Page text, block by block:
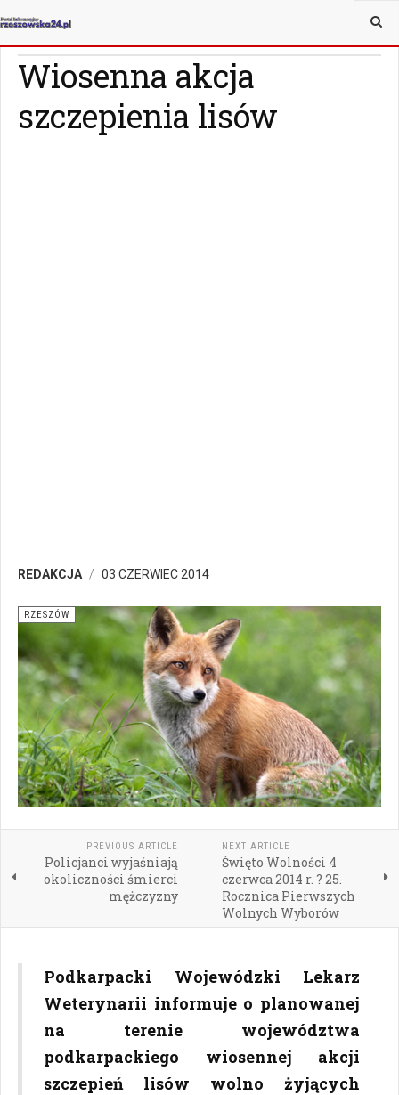
JESTEŚ TUTAJ:
Wiosenna akcja
szczepienia lisów
REDAKCJA 03 CZERWIEC 2014
RZESZÓW
PREVIOUS ARTICLE
Policjanci wyjaśniają
okoliczności śmierci
mężczyzny
NEXT ARTICLE
Święto Wolności 4
czerwca 2014 r. ? 25.
Rocznica Pierwszych
Wolnych Wyborów
Podkarpacki Wojewódzki Lekarz
Weterynarii informuje o planowanej
na terenie województwa
podkarpackiego wiosennej akcji
szczepień lisów wolno żyjących